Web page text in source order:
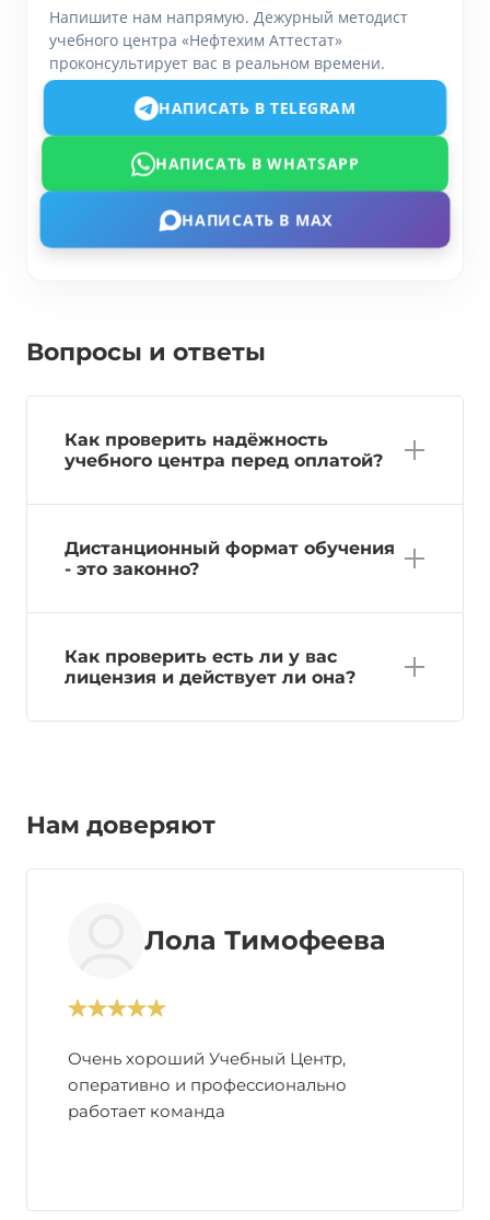
Напишите нам напрямую. Дежурный методист
учебного центра «Нефтехим Аттестат»
проконсультирует вас в реальном времени.
НАПИСАТЬ В TELEGRAM
НАПИСАТЬ В WHATSAPP
НАПИСАТЬ В MAX
Вопросы и ответы
Как проверить надёжность
учебного центра перед оплатой?
Дистанционный формат обучения
- это законно?
Как проверить есть ли у вас
лицензия и действует ли она?
Нам доверяют
Лола Тимофеева
Очень хороший Учебный Центр,
оперативно и профессионально
работает команда